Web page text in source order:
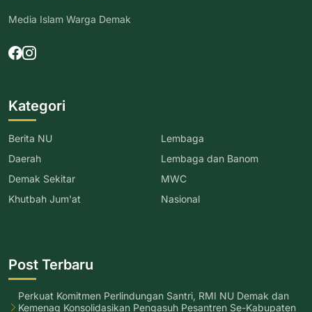
Media Islam Warga Demak
Kategori
Berita NU
Daerah
Demak Sekitar
Khutbah Jum'at
Lembaga
Lembaga dan Banom
MWC
Nasional
Post Terbaru
Perkuat Komitmen Perlindungan Santri, RMI NU Demak dan
Kemenag Konsolidasikan Pengasuh Pesantren Se-Kabupaten